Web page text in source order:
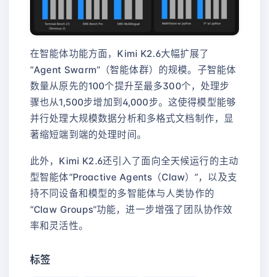
在智能体功能方面，Kimi K2.6大幅扩展了
“Agent Swarm”（智能体群）的规模。子智能体
数量从原先的100个提升至最多300个，处理步
骤也从1,500步增加到4,000步。这使得模型能够
并行处理大规模数据分析和多格式文档制作，显
著缩短端到端的处理时间。
此外，Kimi K2.6还引入了面向全天候运行的主动
型智能体“Proactive Agents（Claw）”，以及支
持不同设备和模型的多智能体与人类协作的
“Claw Groups”功能，进一步增强了团队协作效
率和灵活性。
标签